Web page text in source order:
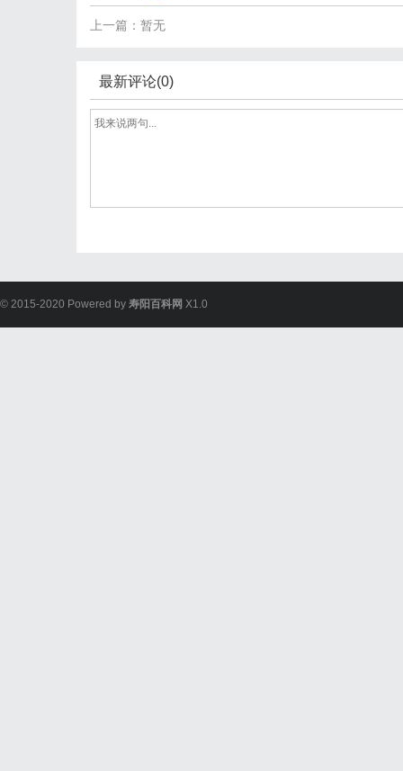
上一篇：暂无
最新评论(0)
© 2015-2020 Powered by 寿阳百科网 X1.0